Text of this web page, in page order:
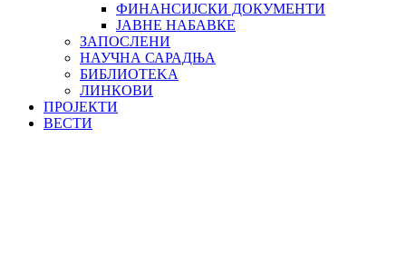
ФИНАНСИЈСКИ ДОКУМЕНТИ
ЈАВНЕ НАБАВКЕ
ЗАПОСЛЕНИ
НАУЧНА САРАДЊА
БИБЛИОТЕKА
ЛИНКОВИ
ПРОЈЕКТИ
ВЕСТИ